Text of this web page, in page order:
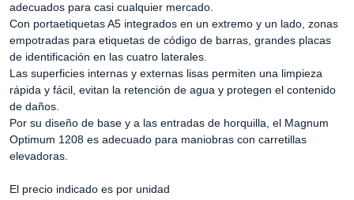
adecuados para casi cualquier mercado.
Con portaetiquetas A5 integrados en un extremo y un lado, zonas
empotradas para etiquetas de código de barras, grandes placas
de identificación en las cuatro laterales.
Las superficies internas y externas lisas permiten una limpieza
rápida y fácil, evitan la retención de agua y protegen el contenido
de daños.
Por su diseño de base y a las entradas de horquilla, el Magnum
Optimum 1208 es adecuado para maniobras con carretillas
elevadoras.
El precio indicado es por unidad